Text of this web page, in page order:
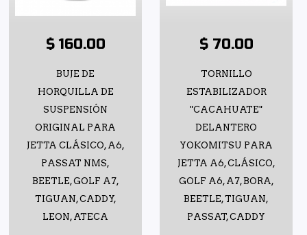
$ 160.00
BUJE DE
HORQUILLA DE
SUSPENSIÓN
ORIGINAL PARA
JETTA CLÁSICO, A6,
PASSAT NMS,
BEETLE, GOLF A7,
TIGUAN, CADDY,
LEON, ATECA
$ 70.00
TORNILLO
ESTABILIZADOR
"CACAHUATE"
DELANTERO
YOKOMITSU PARA
JETTA A6, CLÁSICO,
GOLF A6, A7, BORA,
BEETLE, TIGUAN,
PASSAT, CADDY